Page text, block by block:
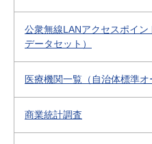
公衆無線LANアクセスポイ
データセット）
医療機関一覧（自治体標準オ
商業統計調査